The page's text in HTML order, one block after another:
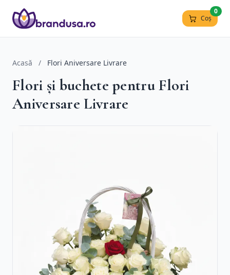
Coș
0
Acasă / Flori Aniversare Livrare
Flori și buchete pentru Flori
Aniversare Livrare